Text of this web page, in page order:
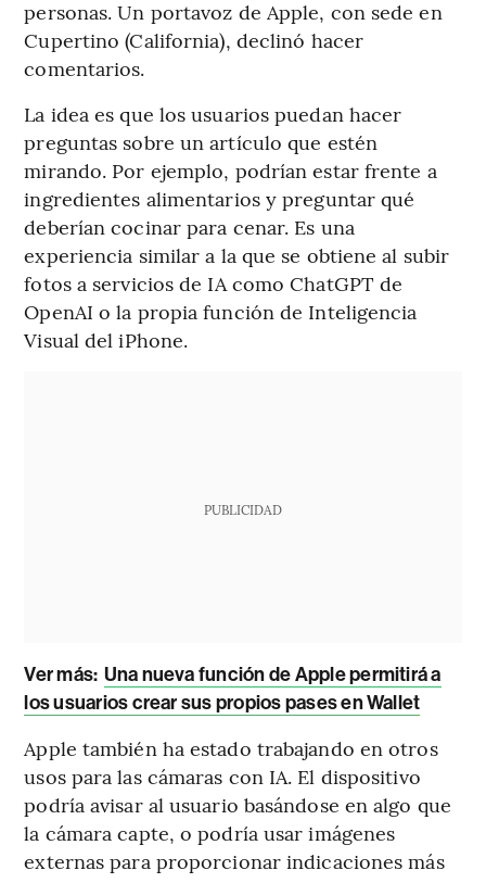
personas. Un portavoz de Apple, con sede en
Cupertino (California), declinó hacer
comentarios.
La idea es que los usuarios puedan hacer
preguntas sobre un artículo que estén
mirando. Por ejemplo, podrían estar frente a
ingredientes alimentarios y preguntar qué
deberían cocinar para cenar. Es una
experiencia similar a la que se obtiene al subir
fotos a servicios de IA como ChatGPT de
OpenAI o la propia función de Inteligencia
Visual del iPhone.
PUBLICIDAD
Ver más: Una nueva función de Apple permitirá a
los usuarios crear sus propios pases en Wallet
Apple también ha estado trabajando en otros
usos para las cámaras con IA. El dispositivo
podría avisar al usuario basándose en algo que
la cámara capte, o podría usar imágenes
externas para proporcionar indicaciones más